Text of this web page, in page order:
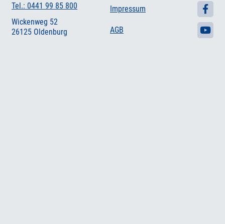
Tel.: 0441 99 85 800
Wickenweg 52
26125 Oldenburg
Impressum
AGB